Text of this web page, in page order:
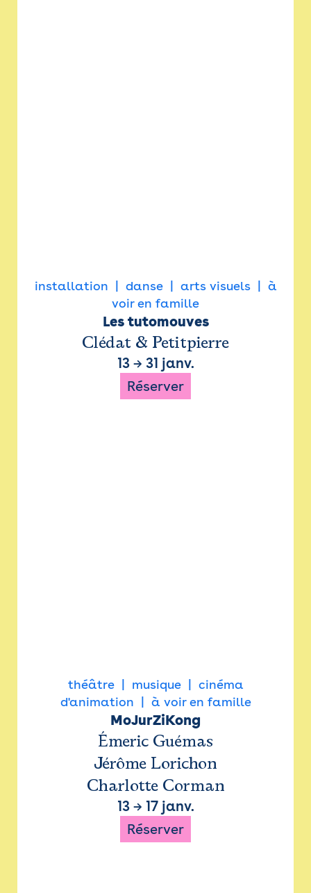
installation danse arts visuels
à
voir en famille
Les tutomouves
Clédat & Petitpierre
13→ 31 janv.
Réserver
théâtre musique
cinéma
d'animation
à voir en famille
MoJurZiKong
Émeric Guémas
Jérôme Lorichon
Charlotte Corman
13→ 17 janv.
Réserver